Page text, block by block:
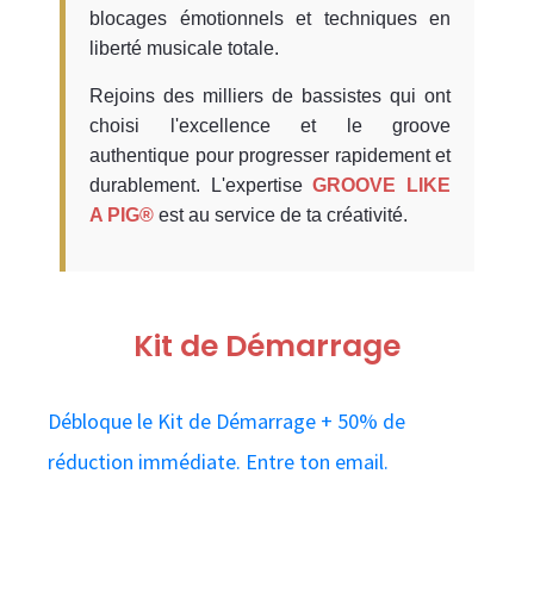
blocages émotionnels et techniques en
liberté musicale totale.
Rejoins des milliers de bassistes qui ont
choisi l'excellence et le groove
authentique pour progresser rapidement et
durablement. L'expertiseGROOVE LIKE
A PIG® est au service de ta créativité.
Kit de Démarrage
Débloque le Kit de Démarrage + 50% de
réduction immédiate. Entre ton email.